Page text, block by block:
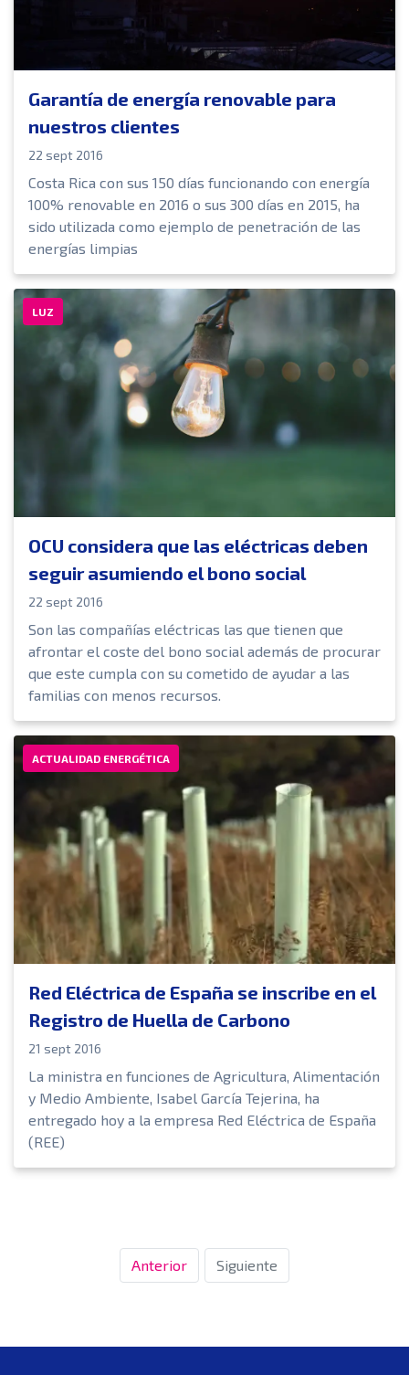
Garantía de energía renovable para
nuestros clientes
22 sept 2016
Costa Rica con sus 150 días funcionando con energía
100% renovable en 2016 o sus 300 días en 2015, ha
sido utilizada como ejemplo de penetración de las
energías limpias
LUZ
OCU considera que las eléctricas deben
seguir asumiendo el bono social
22 sept 2016
Son las compañías eléctricas las que tienen que
afrontar el coste del bono social además de procurar
que este cumpla con su cometido de ayudar a las
familias con menos recursos.
ACTUALIDAD ENERGÉTICA
Red Eléctrica de España se inscribe en el
Registro de Huella de Carbono
21 sept 2016
La ministra en funciones de Agricultura, Alimentación
y Medio Ambiente, Isabel García Tejerina, ha
entregado hoy a la empresa Red Eléctrica de España
(REE)
Anterior Siguiente